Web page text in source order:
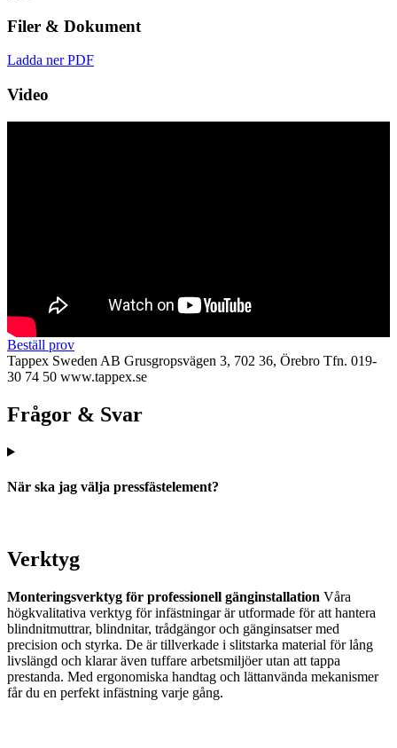
Filer & Dokument
Ladda ner PDF
Video
Beställ prov
Tappex Sweden AB Grusgropsvägen 3, 702 36, Örebro Tfn. 019-
30 74 50 www.tappex.se
Frågor & Svar
När ska jag välja pressfästelement?
Verktyg
Monteringsverktyg för professionell gänginstallation Våra
högkvalitativa verktyg för infästningar är utformade för att hantera
blindnitmuttrar, blindnitar, trådgängor och gänginsatser med
precision och styrka. De är tillverkade i slitstarka material för lång
livslängd och klarar även tuffare arbetsmiljöer utan att tappa
prestanda. Med ergonomiska handtag och lättanvända mekanismer
får du en perfekt infästning varje gång.